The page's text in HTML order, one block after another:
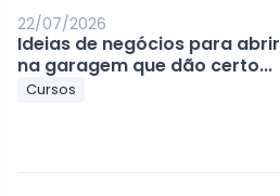
22/07/2026
Ideias de negócios para abrir
na garagem que dão certo...
Cursos